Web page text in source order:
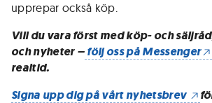
upprepar också köp.
Vill du vara först med köp- och
och nyheter –följ oss på Messenger
realtid.
Signa upp dig på vårt nyhetsbrev